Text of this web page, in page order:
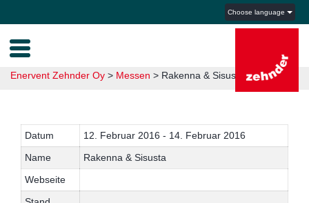
Choose language
Enervent Zehnder Oy > Messen > Rakenna & Sisusta 2016
Datum
12. Februar 2016 - 14. Februar 2016
Name
Rakenna & Sisusta
Webseite